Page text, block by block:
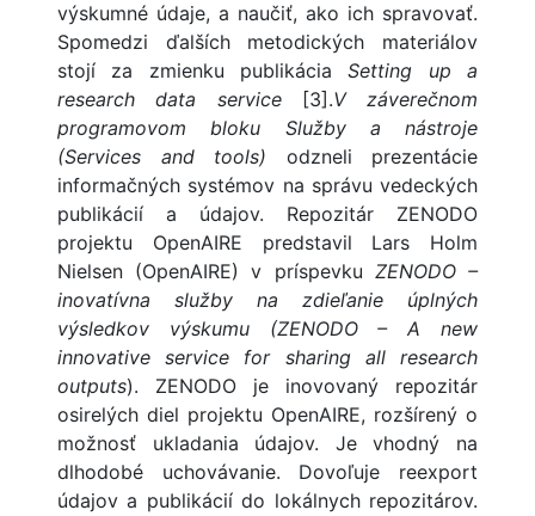
výskumné údaje, a naučiť, ako ich spravovať.
Spomedzi ďalších metodických materiálov
stojí za zmienku publikáciaSetting up a
research data service
[3].V záverečnom
programovom bloku Služby a nástroje
(Services and tools) odzneli prezentácie
informačných systémov na správu vedeckých
publikácií a údajov. Repozitár ZENODO
projektu OpenAIRE predstavil Lars Holm
Nielsen (OpenAIRE) v príspevku ZENODO –
inovatívna služby na zdieľanie úplných
výsledkov výskumu (ZENODO – A new
innovative service for sharing
all research
outputs). ZENODO je inovovaný repozitár
osirelých diel projektu OpenAIRE, rozšírený o
možnosť ukladania údajov. Je vhodný na
dlhodobé uchovávanie. Dovoľuje reexport
údajov a publikácií do lokálnych repozitárov.